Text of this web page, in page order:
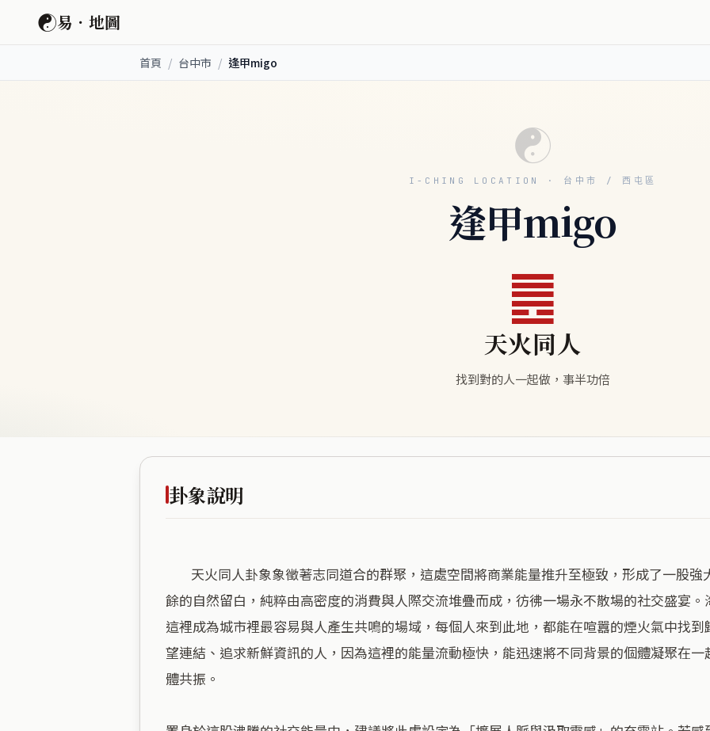
☯易．地圖
首頁 / 台中市 / 逢甲migo
☯
I-CHING LOCATION · 台中市 / 西屯區
逢甲migo
䷌
天火同人
找到對的人一起做，事半功倍
卦象說明
餘的自然留白，純粹由高密度的消費與人際交流堆疊而成，彷彿一場永不散場的社交盛宴
這裡成為城市裡最容易與人產生共鳴的場域，每個人來到此地，都能在喧囂的煙火氣中找
望連結、追求新鮮資訊的人，因為這裡的能量流動極快，能迅速將不同背景的個體凝聚在
體共振。